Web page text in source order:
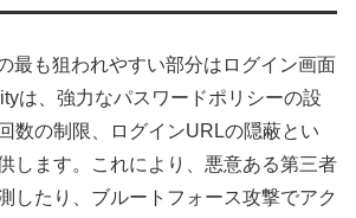
最も狙われやすい部分はログイン画面
は、強力なパスワードポリシーの設
数の制限、ログインURLの隠蔽とい
します。これにより、悪意ある第三者
したり、ブルートフォース攻撃でアク